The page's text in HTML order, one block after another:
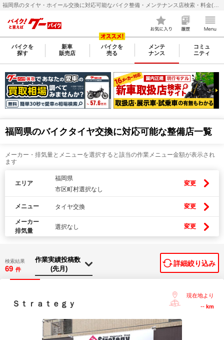
バイクを
探す
新車
販売店
バイクを
売る
メンテ
ナンス
コミュ
ニティ
福岡県のバイクタイヤ交換に対応可能な整備店一覧
メーカー・排気量とメニューを選択すると該当の作業メニュー金額が表示され
ます
エリア
福岡県
市区町村選択なし
変更
メニュー タイヤ交換 変更
メーカー
排気量
選択なし 変更
検索結果
69 件
詳細絞り込み
Ｓｔｒａｔｅｇｙ
現在地より
-- km